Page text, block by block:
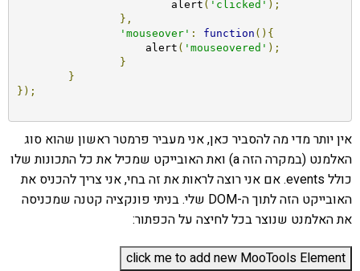
	    		alert
( 'clicked' );
},
'mouseover' : function (){
		    alert
( 'mouseovered' );
}
}
});
אין יותר מדי מה להסביר כאן, אני מעביר פרמטר ראשון שהוא סוג
האלמנט (במקרה הזה a) ואת האובייקט שמכיל את כל התכונות שלו
כולל events. אם אני רוצה לראות את זה בחי, אני צריך להכניס את
האובייקט הזה לתוך ה-DOM שלי. בניתי פונקציה קטנה שמכניסה
את האלמנט שנוצר בכל לחיצה על הכפתור: